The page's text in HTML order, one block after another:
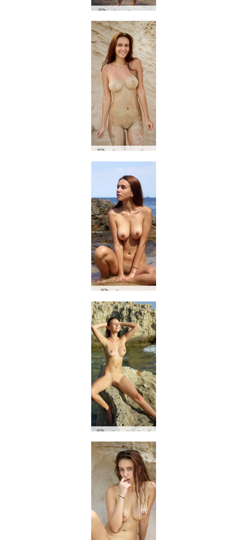
अलीसा इबीसा सत्र
अलीसा स्थान इबीसा
अलीसा समुद्रतट
अलीसा इबीसा किनारे